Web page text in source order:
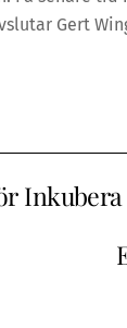
Gert
Inkubera